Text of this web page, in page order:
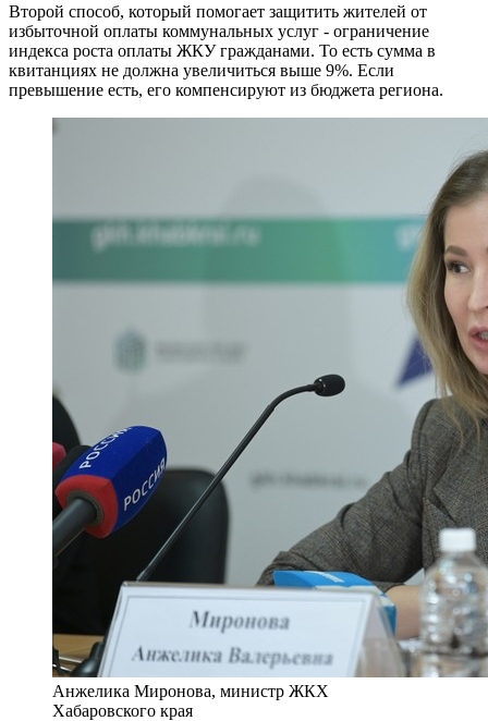
Второй способ, который помогает защитить жителей от
избыточной оплаты коммунальных услуг - ограничение
индекса роста оплаты ЖКУ гражданами. То есть сумма в
квитанциях не должна увеличиться выше 9%. Если
превышение есть, его компенсируют из бюджета региона.
Анжелика Миронова, министр ЖКХ
Хабаровского края